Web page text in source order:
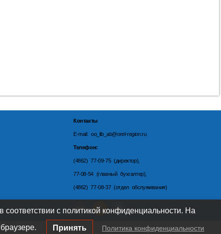
Контакты
E-mail: oo_lib_ab@orel-region.ru
Телефон:
(4862) 77-09-75 (директор),
77-08-54 (главный бухгалтер),
(4862) 77-08-37 (отдел обслуживания)
с политикой конфиденциальности. На
Принять Политика конфиденциальности